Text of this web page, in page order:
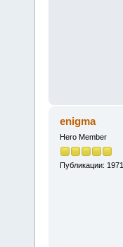
enigma
Hero Member
Публикации: 1971